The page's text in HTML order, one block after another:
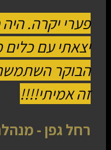
פערי יקרה.
יצאתי עם כלים
הבוקר
זה אמיתי!!!!
רחל גפן -